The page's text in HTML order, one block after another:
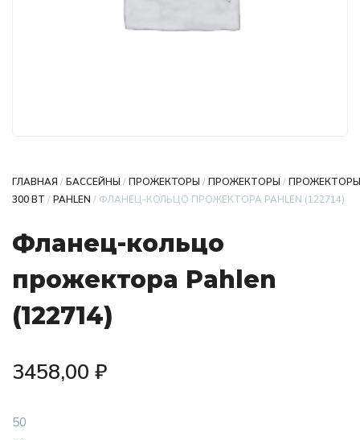
ГЛАВНАЯ /БАССЕЙНЫ /ПРОЖЕКТОРЫ /ПРОЖЕКТОРЫ /ПРОЖЕКТОРЫ
300 ВТ /PAHLEN / ФЛАНЕЦ-КОЛЬЦО ПРОЖЕКТОРА PAHLEN (122714)
Фланец-кольцо
прожектора Pahlen
(122714)
3458,00 ₽
50